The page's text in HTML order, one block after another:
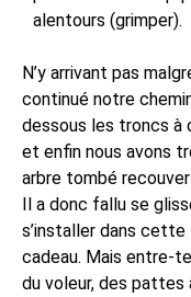
alentours (grimper).
N’y arrivant pas
continué notre
dessous les troncs à
et enfin nous avons
arbre tombé
Il a donc fallu se
s’installer dans
cadeau. Mais entre-
du voleur, des pattes